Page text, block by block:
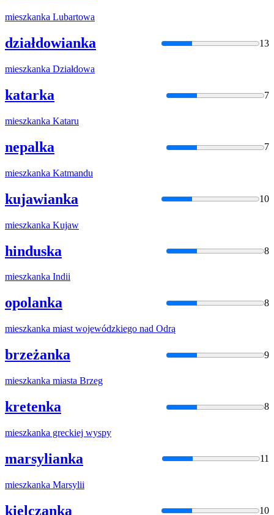
mieszkanka Lubartowa
działdowianka 13
mieszkanka Działdowa
katarka 7
mieszkanka Kataru
nepalka 7
mieszkanka Katmandu
kujawianka 10
mieszkanka Kujaw
hinduska 8
mieszkanka Indii
opolanka 8
mieszkanka miast wojewódzkiego nad Odrą
brzeżanka 9
mieszkanka miasta Brzeg
kretenka 8
mieszkanka greckiej wyspy
marsylianka 11
mieszkanka Marsylii
kielczanka 10